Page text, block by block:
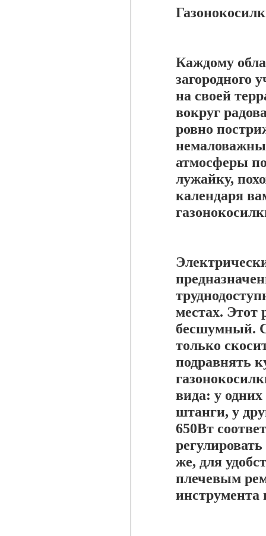
Каждому
загородного
на своей
вокруг
ровно
атмосферы
лужайку,
календаря
местах. Этот
бесшумный.
только
подравнять
вида: у
штанги, у
650Вт
же, для
плечевым
инструмента